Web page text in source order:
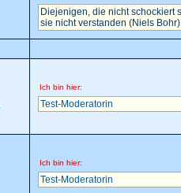
Diejenigen, die nicht schockiert
sie nicht verstanden (Niels Bohr)
Ich bin hier:
Test-Moderatorin
Ich bin hier:
Test-Moderatorin